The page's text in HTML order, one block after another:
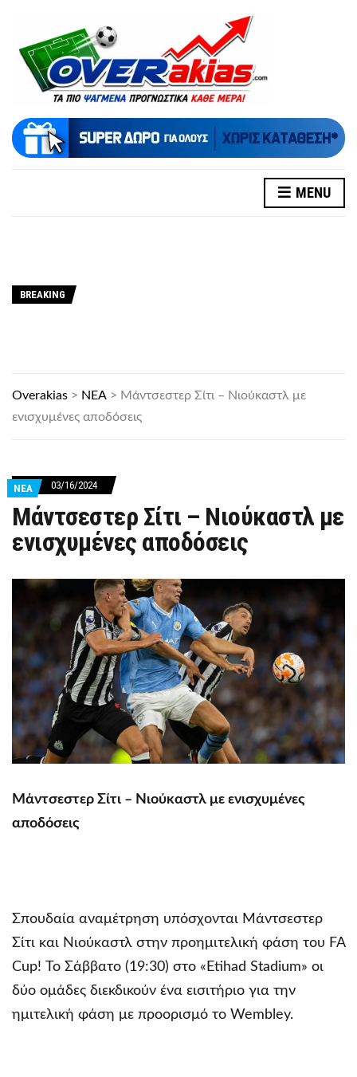
MENU
BREAKING
Overakias > ΝΕΑ > Μάντσεστερ Σίτι – Νιούκαστλ με
ενισχυμένες αποδόσεις
ΝΕΑ 03/16/2024
Μάντσεστερ Σίτι – Νιούκαστλ με
ενισχυμένες αποδόσεις
Μάντσεστερ Σίτι – Νιούκαστλ με ενισχυμένες
αποδόσεις
Σπουδαία αναμέτρηση υπόσχονται Μάντσεστερ
Σίτι και Νιούκαστλ στην προημιτελική φάση του FA
Cup! Το Σάββατο (19:30) στο «Etihad Stadium» οι
δύο ομάδες διεκδικούν ένα εισιτήριο για την
ημιτελική φάση με προορισμό το Wembley.